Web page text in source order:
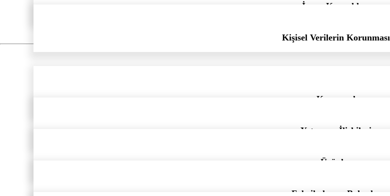
İnsan Kaynakları
Kişisel Verilerin Korunması
Kurumsal
Yatırımcı İlişkileri
Ürünler
Fabrikalar ve Bahçeler